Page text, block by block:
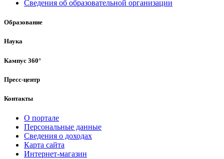
Сведения об образовательной организации
Образование
Наука
Кампус 360°
Пресс-центр
Контакты
О портале
Персональные данные
Сведения о доходах
Карта сайта
Интернет-магазин